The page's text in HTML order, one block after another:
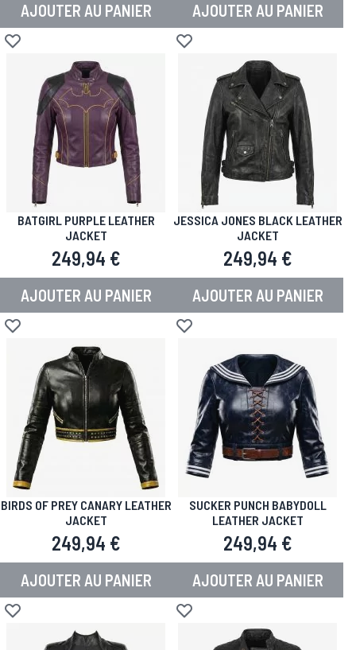
AJOUTER AU PANIER
Ajouter à la liste d'achats
AJOUTER AU PANIER
Ajouter à la liste d'achats
BATGIRL PURPLE LEATHER
JACKET
249,94 €
AJOUTER AU PANIER
Ajouter à la liste d'achats
JESSICA JONES BLACK LEATHER
JACKET
249,94 €
AJOUTER AU PANIER
Ajouter à la liste d'achats
BIRDS OF PREY CANARY LEATHER
JACKET
249,94 €
AJOUTER AU PANIER
Ajouter à la liste d'achats
SUCKER PUNCH BABYDOLL
LEATHER JACKET
249,94 €
AJOUTER AU PANIER
Ajouter à la liste d'achats